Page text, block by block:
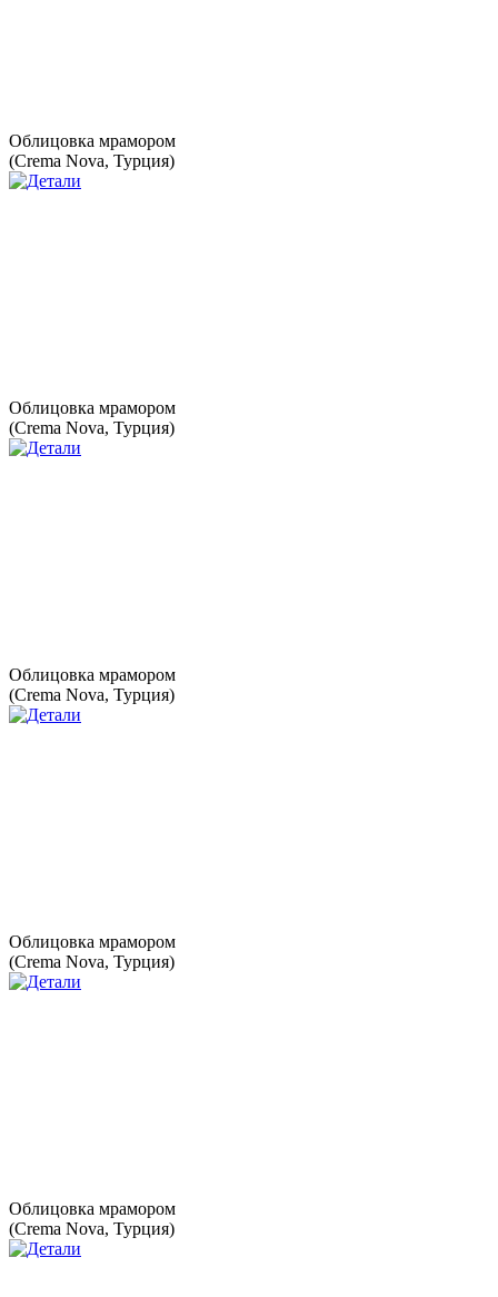
Облицовка мрамором
(Crema Nova, Турция)
Облицовка мрамором
(Crema Nova, Турция)
Облицовка мрамором
(Crema Nova, Турция)
Облицовка мрамором
(Crema Nova, Турция)
Облицовка мрамором
(Crema Nova, Турция)